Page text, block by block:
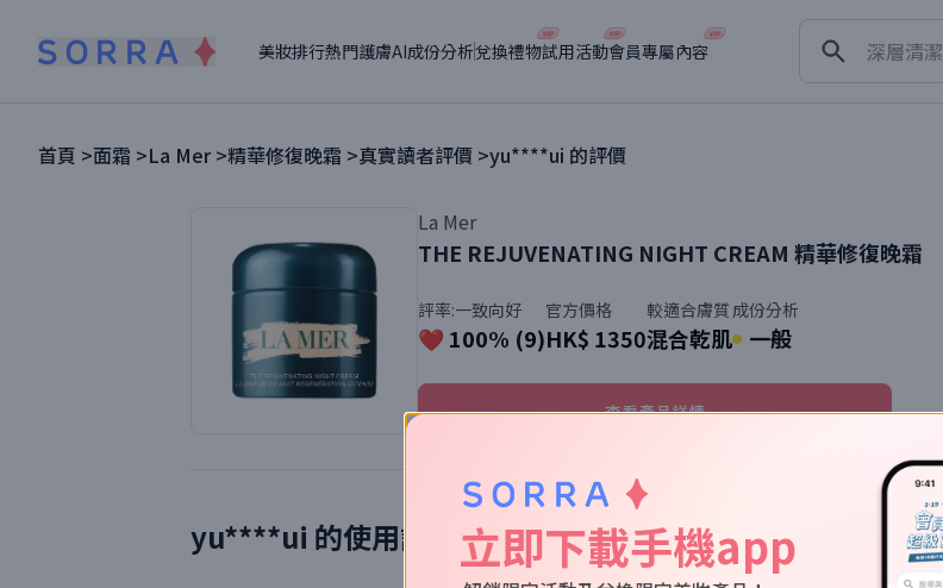
美妝排行熱門護膚AI成份分析兌換禮物試用活動會員專屬內容
深層清潔
首頁 >面霜 >La Mer >精華修復晚霜 >真實讀者評價 >yu****ui 的評價
La Mer
THE REJUVENATING NIGHT CREAM 精華修復晚霜
評率:一致向好
❤️ 100% (9)
官方價格
HK$ 1350
較適合膚質
混合乾肌
成份分析
一般
查看產品詳情
yu****ui 的使用評價 立即下載手機app